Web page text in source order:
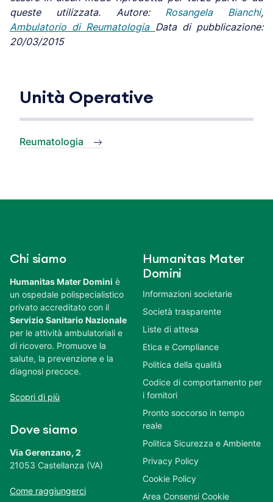
queste utilizzata. Autore: RosangelaBianchi,
Ambulatorio di Reumatologia Data di pubblicazione:
20/03/2015
Unità Operative
Reumatologia
Chi siamo
Humanitas Mater Domini è
un ospedale polispecialistico
privato accreditato con il
Servizio Sanitario Nazionale
per le attività ambulatoriali e
di ricovero. Promuove la
salute, la prevenzione e la
diagnosi precoce.
Scopri di più
Dove siamo
Via Gerenzano, 2
21053 Castellanza (VA)
Come raggiungerci
Humanitas Mater
Domini
Informazioni societarie
Società trasparente
Liste di attesa
Etica e Compliance
Politica della qualità
Codice di comportamento per
i fornitori
Pronto soccorso in tempo
reale
Politica Sicurezza e Ambiente
Privacy Policy
Cookie Policy
Area Consensi Cookie